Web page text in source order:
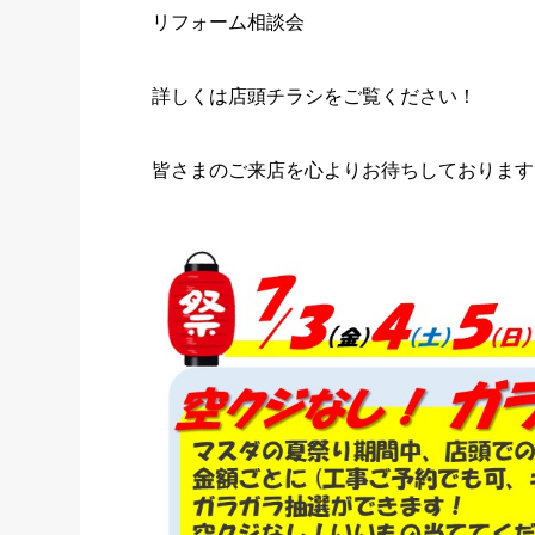
リフォーム相談会
詳しくは店頭チラシをご覧ください！
皆さまのご来店を心よりお待ちしておりま